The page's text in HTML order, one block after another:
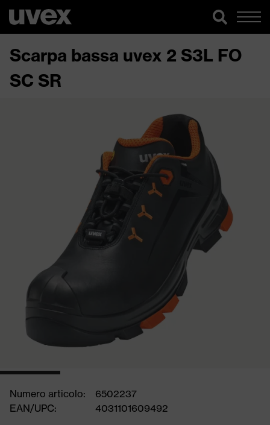
Scarpa bassa uvex 2 S3L FO
SC SR
Numero articolo:
6502237
EAN/UPC:
4031101609492